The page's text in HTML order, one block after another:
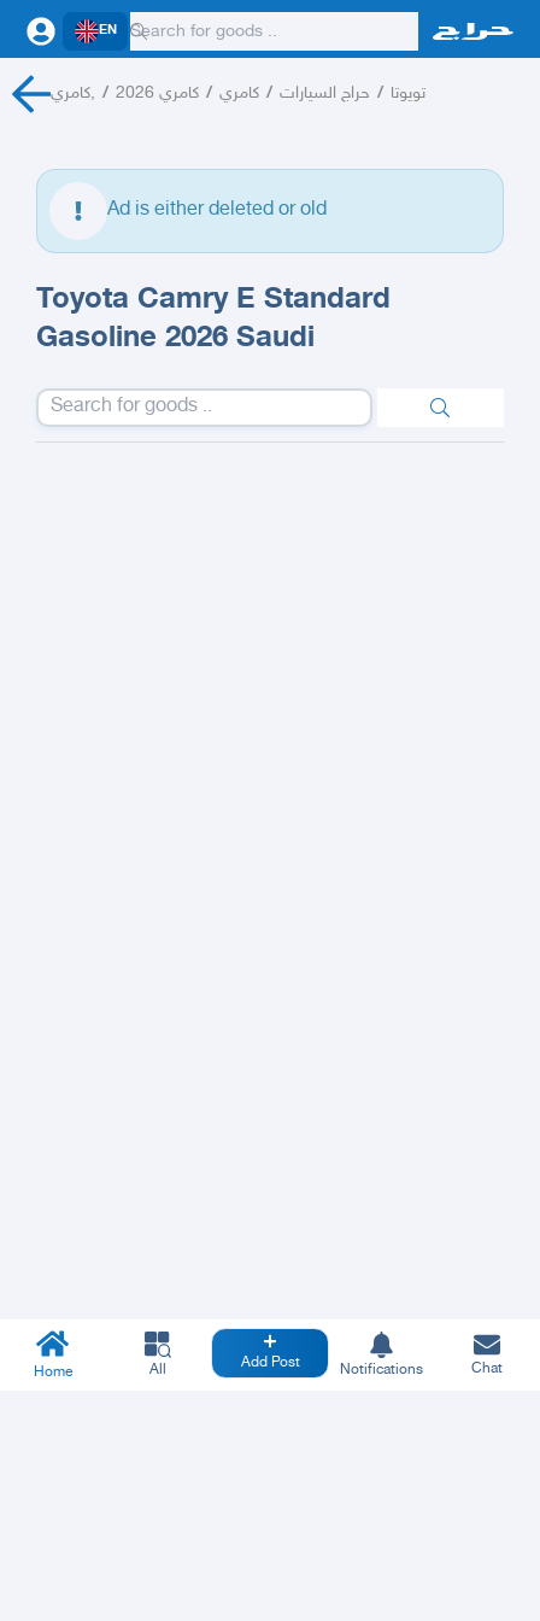
EN
كامري, / كامري 2026 / كامري / حراج السيارات / تويوتا
Ad is either deleted or old
Toyota Camry E Standard
Gasoline 2026 Saudi
Home All Add Post Notifications Chat